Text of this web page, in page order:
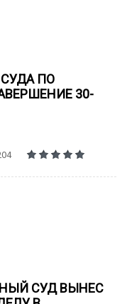
ПО
30-
СУД ВЫНЕС